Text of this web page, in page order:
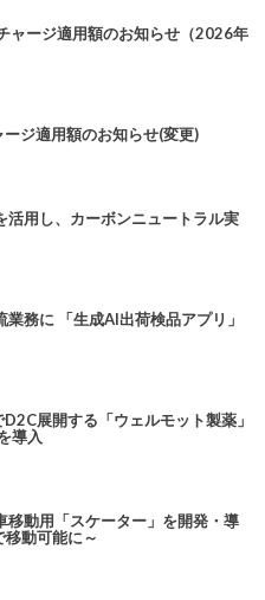
ャージ適用額のお知らせ（2026年
ジ適用額のお知らせ(変更)
用し、カーボンニュートラル実
務に 「生成AI出荷検品アプリ」
展開する「ウェルモット製薬」
導入
移動用「スケーター」を開発・導
動可能に～